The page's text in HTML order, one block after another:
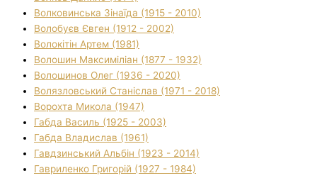
Волковинська Зінаїда (1915 - 2010)
Волобуєв Євген (1912 - 2002)
Волокітін Артем (1981)
Волошин Максиміліан (1877 - 1932)
Волошинов Олег (1936 - 2020)
Волязловський Станіслав (1971 - 2018)
Ворохта Микола (1947)
Габда Василь (1925 - 2003)
Габда Владислав (1961)
Гавдзинський Альбін (1923 - 2014)
Гавриленко Григорій (1927 - 1984)